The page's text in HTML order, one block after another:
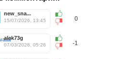
0
new_sna...
15/07/2026, 13:45
-1
alek73g
07/03/2026, 05:26